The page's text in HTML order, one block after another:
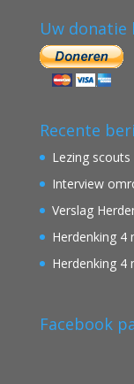
Uw donatie
Recente
Lezing
Interview
Verslag
Herdenking 4
Herdenking 4
Facebook